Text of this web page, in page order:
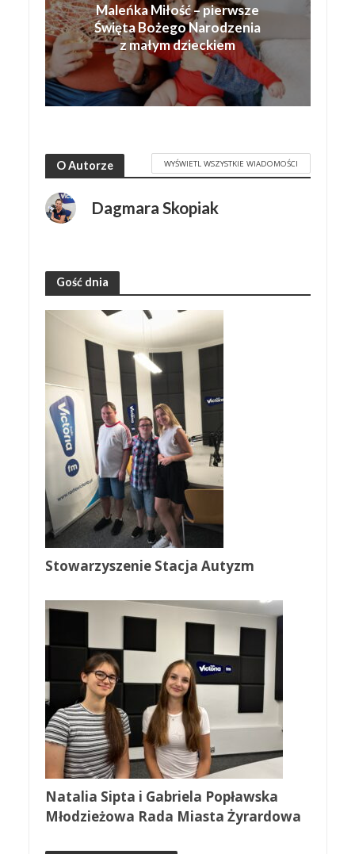
Maleńka Miłość – pierwsze
Święta Bożego Narodzenia
z małym dzieckiem
O Autorze WYŚWIETL WSZYSTKIE WIADOMOŚCI
Dagmara Skopiak
Gość dnia
Stowarzyszenie Stacja Autyzm
Natalia Sipta i Gabriela Popławska
Młodzieżowa Rada Miasta Żyrardowa